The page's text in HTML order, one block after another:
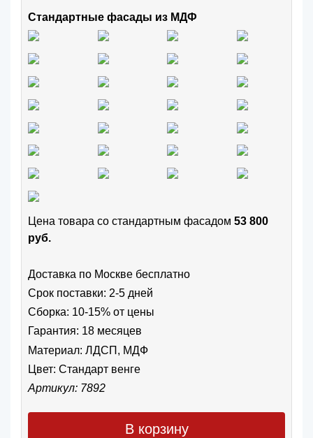
Стандартные фасады из МДФ
Цена товара cо стандартным фасадом 53 800
руб.
Доставка по Москве бесплатно
Срок поставки: 2-5 дней
Сборка: 10-15% от цены
Гарантия: 18 месяцев
Материал: ЛДСП, МДФ
Цвет: Стандарт венге
Артикул: 7892
В корзину